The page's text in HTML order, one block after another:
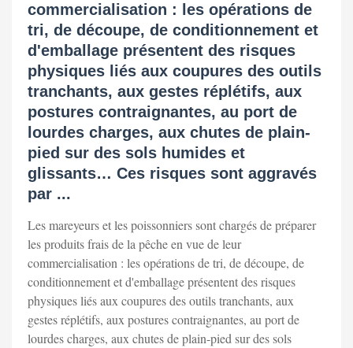
commercialisation : les opérations de
tri, de découpe, de conditionnement et
d'emballage présentent des risques
physiques liés aux coupures des outils
tranchants, aux gestes réplétifs, aux
postures contraignantes, au port de
lourdes charges, aux chutes de plain-
pied sur des sols humides et
glissants… Ces risques sont aggravés
par ...
Les mareyeurs et les poissonniers sont chargés de préparer
les produits frais de la pêche en vue de leur
commercialisation : les opérations de tri, de découpe, de
conditionnement et d'emballage présentent des risques
physiques liés aux coupures des outils tranchants, aux
gestes réplétifs, aux postures contraignantes, au port de
lourdes charges, aux chutes de plain-pied sur des sols